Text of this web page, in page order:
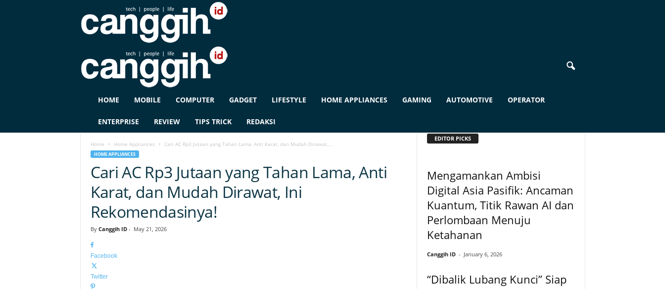
G
HOME MOBILE COMPUTER GADGET LIFESTYLE HOME APPLIANCES GAMING AUTOMOTIVE OPERATOR
ENTERPRISE REVIEW TIPS TRICK REDAKSI
Home Home Appliances Cari AC Rp3 Jutaan yang Tahan Lama, Anti Karat, dan Mudah Dirawat,...
HOME APPLIANCES
Cari AC Rp3 Jutaan yang Tahan Lama, Anti
Karat, dan Mudah Dirawat, Ini
Rekomendasinya!
By Canggih ID- May 21, 2026
Facebook
Twitter
EDITOR PICKS
Mengamankan Ambisi
Digital Asia Pasifik: Ancaman
Kuantum, Titik Rawan AI dan
Perlombaan Menuju
Ketahanan
Canggih ID - January 6, 2026
“Dibalik Lubang Kunci” Siap